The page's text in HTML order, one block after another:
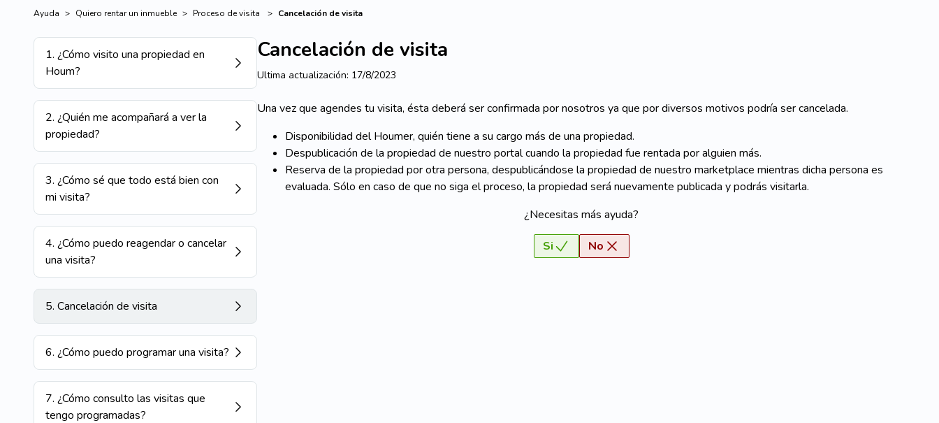
Ayuda > Quiero rentar un inmueble > Proceso de visita > Cancelación de visita
1. ¿Cómo visito una propiedad en
Houm?
2. ¿Quién me acompañará a ver la
propiedad?
3. ¿Cómo sé que todo está bien con
mi visita?
4. ¿Cómo puedo reagendar o cancelar
una visita?
5. Cancelación de visita
6. ¿Cómo puedo programar una visita?
7. ¿Cómo consulto las visitas que
tengo programadas?
Cancelación de visita
Ultima actualización: 17/8/2023
Una vez que agendes tu visita, ésta deberá ser confirmada por nosotros ya que por diversos motivos podría ser cancelada.
Disponibilidad del Houmer, quién tiene a su cargo más de una propiedad.
Despublicación de la propiedad de nuestro portal cuando la propiedad fue rentada por alguien más.
Reserva de la propiedad por otra persona, despublicándose la propiedad de nuestro marketplace mientras dicha persona es
evaluada. Sólo en caso de que no siga el proceso, la propiedad será nuevamente publicada y podrás visitarla.
¿Necesitas más ayuda?
Si No